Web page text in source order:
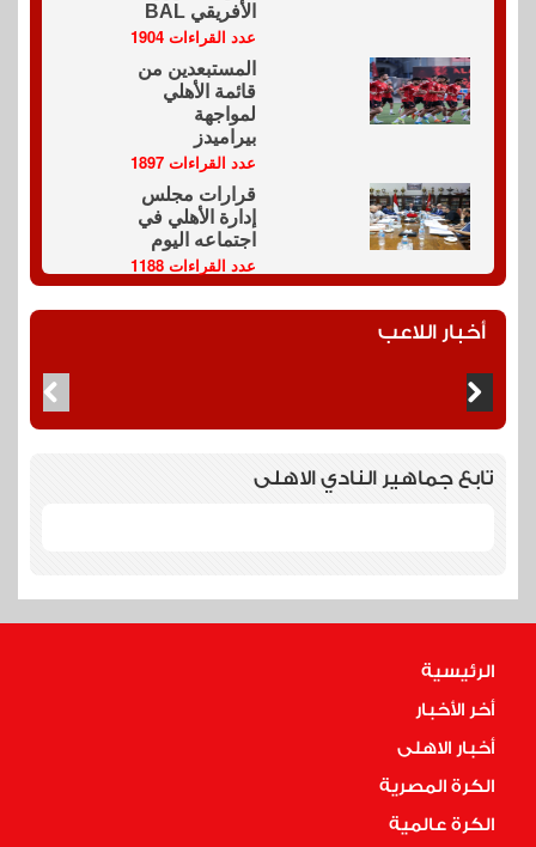
الأفريقي BAL
عدد القراءات 1904
المستبعدين من
قائمة الأهلي
لمواجهة
بيراميدز
عدد القراءات 1897
قرارات مجلس
إدارة الأهلي في
اجتماعه اليوم
عدد القراءات 1188
أخبار اللاعب
تابع جماهير النادي الاهلى
الرئيسية
أخر الأخبار
أخبار الاهلى
الكرة المصرية
الكرة عالمية